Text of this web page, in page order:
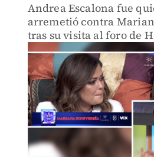
Andrea Escalona fue
arremetió contra
tras su visita al foro de